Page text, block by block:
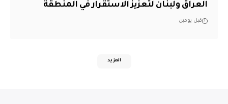
العراق ولبنان لتعزيز الاستقرار في المنطقة
قبل يومين
المزيد